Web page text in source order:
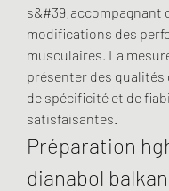
s&#39;accompagnant
modifications des
musculaires. La
présenter des qualités
de spécificité et de
satisfaisantes.
Préparation
dianabol balkan